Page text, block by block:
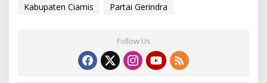
Kabupaten Ciamis
Partai Gerindra
Follow Us